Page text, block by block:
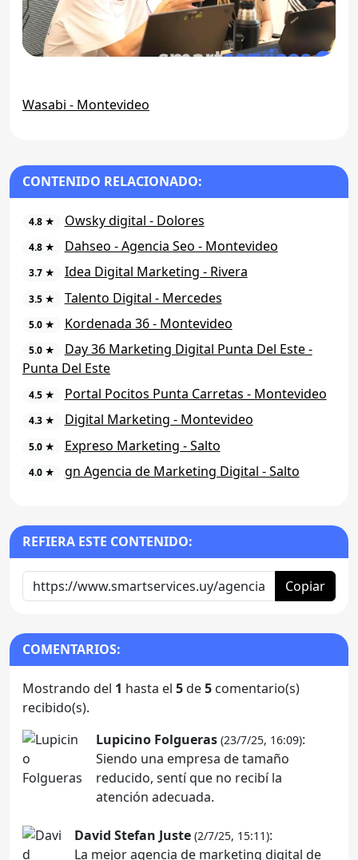
Wasabi - Montevideo
CONTENIDO RELACIONADO:
4.8 ★ Owsky digital - Dolores
4.8 ★ Dahseo - Agencia Seo - Montevideo
3.7 ★ Idea Digital Marketing - Rivera
3.5 ★ Talento Digital - Mercedes
5.0 ★ Kordenada 36 - Montevideo
5.0 ★
Day 36 Marketing Digital Punta Del Este -
Punta Del Este
4.5 ★ Portal Pocitos Punta Carretas - Montevideo
4.3 ★ Digital Marketing - Montevideo
5.0 ★ Expreso Marketing - Salto
4.0 ★ gn Agencia de Marketing Digital - Salto
REFIERA ESTE CONTENIDO:
Copiar
COMENTARIOS:
Mostrando del 1 hasta el 5de5 comentario(s)
recibido(s).
Lupicino Folgueras (23/7/25, 16:09):
Siendo una empresa de tamaño
reducido, sentí que no recibí la
atención adecuada.
David Stefan Juste (2/7/25, 15:11):
La mejor agencia de marketing digital de